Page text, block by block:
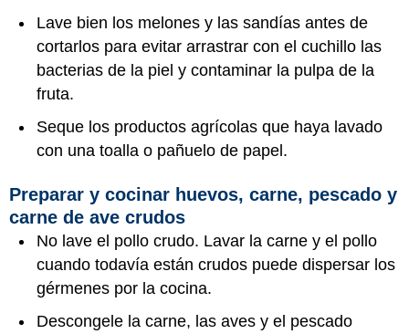
Lave bien los melones y las sandías antes de
cortarlos para evitar arrastrar con el cuchillo las
bacterias de la piel y contaminar la pulpa de la
fruta.
Seque los productos agrícolas que haya lavado
con una toalla o pañuelo de papel.
Preparar y cocinar huevos, carne, pescado y
carne de ave crudos
No lave el pollo crudo. Lavar la carne y el pollo
cuando todavía están crudos puede dispersar los
gérmenes por la cocina.
Descongele la carne, las aves y el pescado